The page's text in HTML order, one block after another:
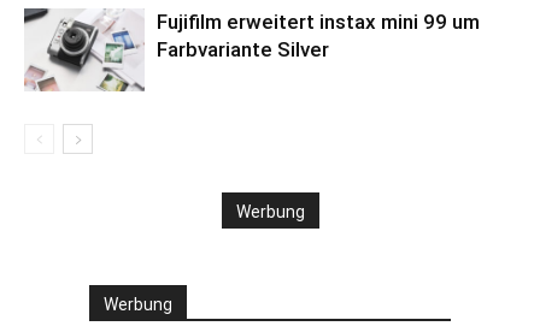
Fujifilm erweitert instax mini 99 um
Farbvariante Silver
Werbung
Werbung